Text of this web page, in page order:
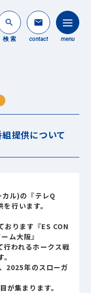
search
検 索
mail
contact menu
提供について
ル)の『テレQ
行います。
おります『ES CON
ム大阪』
行われるホークス戦
2025年のスローガ
が集まります。